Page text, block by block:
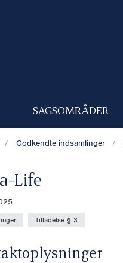
SAGSOMRÅDER
Godkendte indsamlinger
Life
Tilladelse § 3